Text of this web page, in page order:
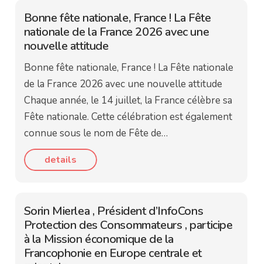
Bonne fête nationale, France ! La Fête
nationale de la France 2026 avec une
nouvelle attitude
Bonne fête nationale, France ! La Fête nationale
de la France 2026 avec une nouvelle attitude
Chaque année, le 14 juillet, la France célèbre sa
Fête nationale. Cette célébration est également
connue sous le nom de Fête de…
details
Sorin Mierlea , Président d’InfoCons
Protection des Consommateurs , participe
à la Mission économique de la
Francophonie en Europe centrale et